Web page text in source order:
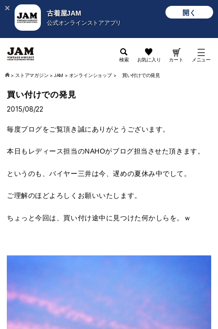
古着屋JAM
公式オンラインストアアプリ
開く
検索 お気に入り カート メニュー
> ストアマガジン > JAM > オンラインショップ> 買い付けでの発見
買い付けでの発見
2015/08/22
毎度ブログをご覧頂き誠にありがとうございます。
本日もレディース担当のNAHOがブログ担当させた頂きます。
というのも、バイヤー三井は今、遅めの夏休み中でして。
ご理解のほどよろしくお願いいたします。
ちょっと今回は、買い付け途中に見つけた何かしらを。ｗ